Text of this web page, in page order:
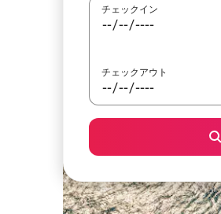
チェックイン
チェックアウト